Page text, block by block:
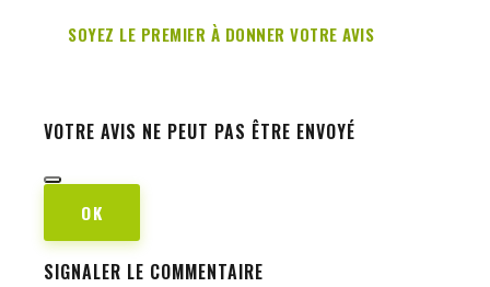
SOYEZ LE PREMIER À DONNER VOTRE AVIS
VOTRE AVIS NE PEUT PAS ÊTRE ENVOYÉ
OK
SIGNALER LE COMMENTAIRE